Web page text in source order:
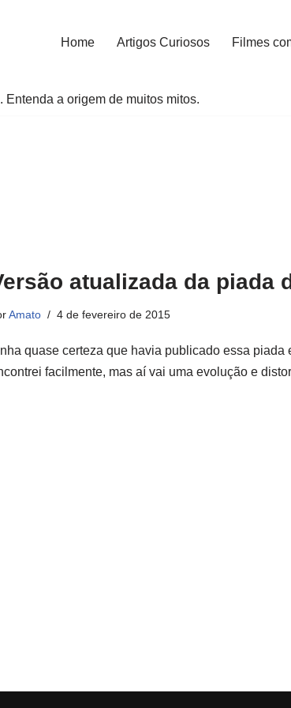
Home Artigos Curiosos Filmes
a origem de muitos mitos.
atualizada da piada
Amato 4 de fevereiro de 2015
quase certeza que havia publicado essa piada
facilmente, mas aí vai uma evolução e